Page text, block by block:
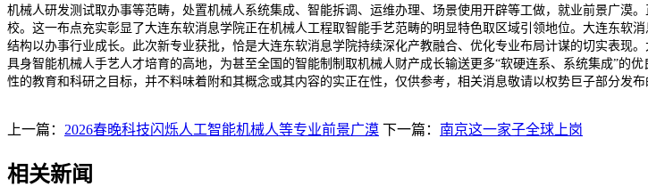
机械人研发测试取办事等范畴，处置机械人系统集成、智能拆调、运维办理、场景使用开辟等工做，就业前景广漠
校。这一布点充实彰显了大连东软消息学院正在机械人工程取智能手艺范畴的明显特色取区域引领地位。大连东软
结构以办事行业成长。此次新专业获批，恰是大连东软消息学院持续深化产教融合、优化专业布局计谋的切实表现
具身智能机械人手艺人才培育的高地，为甚至全国的智能制制取机械人财产成长输送更多“软硬连系、系统集成”的
性的教育和科研之目标，并不料味着附和其概念或其内容的实正在性，仅供参考，相关消息敬请以权势巨子部分发布
上一篇： 2026春晚科技闪烁人工智能机械人等专业前景广漠 下一篇： 南京这一家子全球上岗
相关新闻